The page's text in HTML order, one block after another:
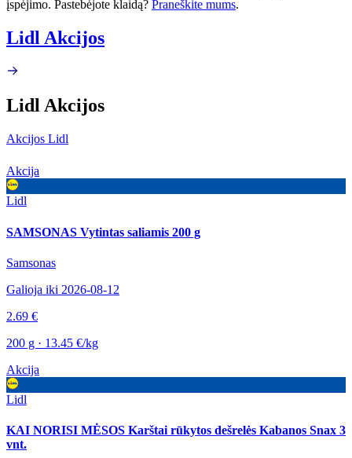
įspėjimo. Pastebėjote klaidą? Praneškite mums.
Lidl Akcijos
Lidl Akcijos
Akcijos Lidl
Akcija
Lidl
SAMSONAS Vytintas saliamis 200 g
Samsonas
Galioja iki 2026-08-12
2.69 €
200 g · 13.45 €/kg
Akcija
Lidl
KAI NORISI MĖSOS Karštai rūkytos dešrelės Kabanos Snax 3
vnt.